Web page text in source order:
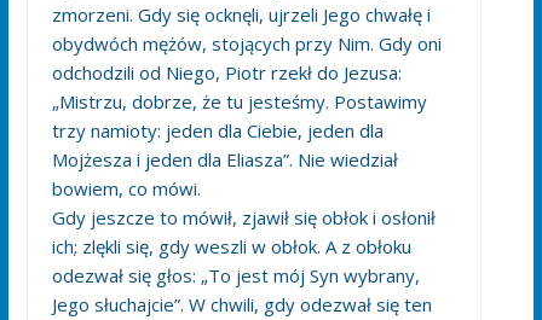
zmorzeni. Gdy się ocknęli, ujrzeli Jego chwałę i
obydwóch mężów, stojących przy Nim. Gdy oni
odchodzili od Niego, Piotr rzekł do Jezusa:
„Mistrzu, dobrze, że tu jesteśmy. Postawimy
trzy namioty: jeden dla Ciebie, jeden dla
Mojżesza i jeden dla Eliasza”. Nie wiedział
bowiem, co mówi.
Gdy jeszcze to mówił, zjawił się obłok i osłonił
ich; zlękli się, gdy weszli w obłok. A z obłoku
odezwał się głos: „To jest mój Syn wybrany,
Jego słuchajcie”. W chwili, gdy odezwał się ten